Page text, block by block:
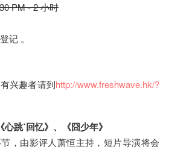
PM - 2 小时
记 。
兴趣者请到http://www.freshwave.hk/?
跳˙回忆》、《囧少年》
节，由影评人萧恒主持，短片导演将会